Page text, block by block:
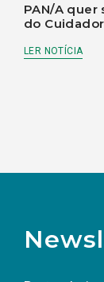
PAN/A quer
do
LER NOTÍCIA
mail